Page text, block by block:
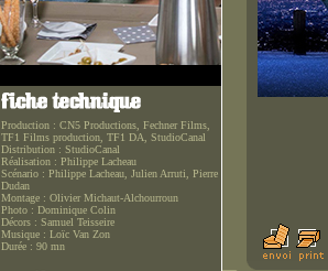
Production : CN5 Productions, Fechner Films,
TF1 Films production, TF1 DA, StudioCanal
Distribution : StudioCanal
Réalisation : Philippe Lacheau
Scénario : Philippe Lacheau, Julien Arruti, Pierre
Dudan
Montage : Olivier Michaut-Alchourroun
Photo : Dominique Colin
Décors : Samuel Teisseire
Musique : Loïc Van Zon
Durée : 90 mn